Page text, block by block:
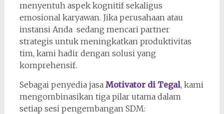
menyentuh aspek kognitif sekaligus
emosional karyawan. Jika perusahaan atau
instansi Anda sedang mencari partner
strategis untuk meningkatkan produktivitas
tim, kami hadir dengan solusi yang
komprehensif.
Sebagai penyedia jasa Motivator di Tegal, kami
mengombinasikan tiga pilar utama dalam
setiap sesi pengembangan SDM: